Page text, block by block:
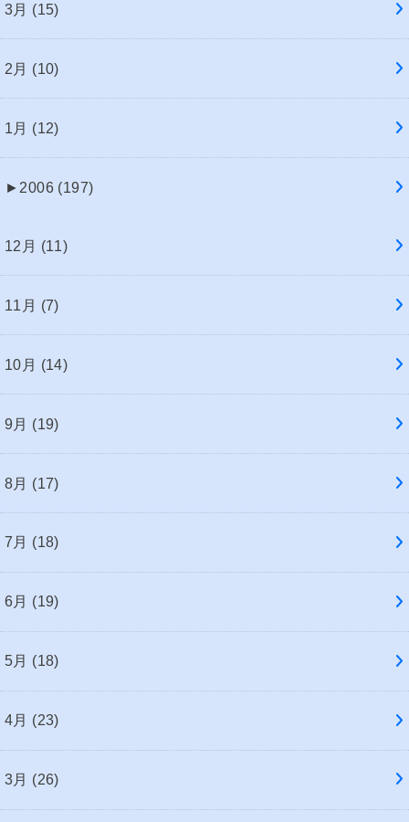
3月 (15)
2月 (10)
1月 (12)
► 2006 (197)
12月 (11)
11月 (7)
10月 (14)
9月 (19)
8月 (17)
7月 (18)
6月 (19)
5月 (18)
4月 (23)
3月 (26)